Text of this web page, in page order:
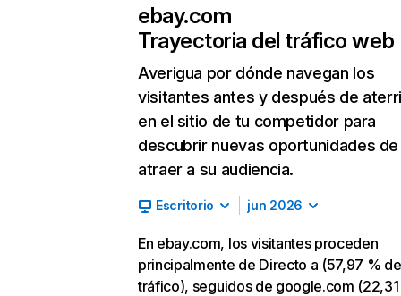
ebay.com
Trayectoria del tráfico web
Averigua por dónde navegan los
visitantes antes y después de
en el sitio de tu competidor para
descubrir nuevas oportunidades de
atraer a su audiencia.
Escritorio jun 2026
En ebay.com, los visitantes proceden
principalmente de Directo a (57,97 % de
tráfico), seguidos de google.com (22,31